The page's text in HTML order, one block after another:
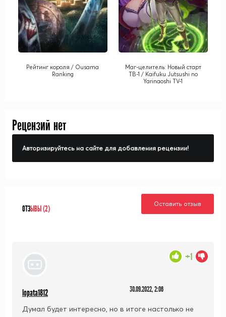
Рейтинг короля / Ousama
Ranking
Маг-целитель: Новый старт
ТВ-1 / Kaifuku Jutsushi no
Yarinaoshi TV-1
Рецензий нет
Авторизируйтесь на сайте для добавления рецензии!
ОТЗЫВЫ (2)
Оставить отзыв
lopata1812 30.09.2022, 2:06
Думал будет интересно, но в итоге настолько не
+1